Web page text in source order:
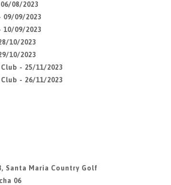
08/2023
09/09/2023
10/09/2023
10/2023
10/2023
Club - 25/11/2023
Club - 26/11/2023
Santa Maria Country Golf
06